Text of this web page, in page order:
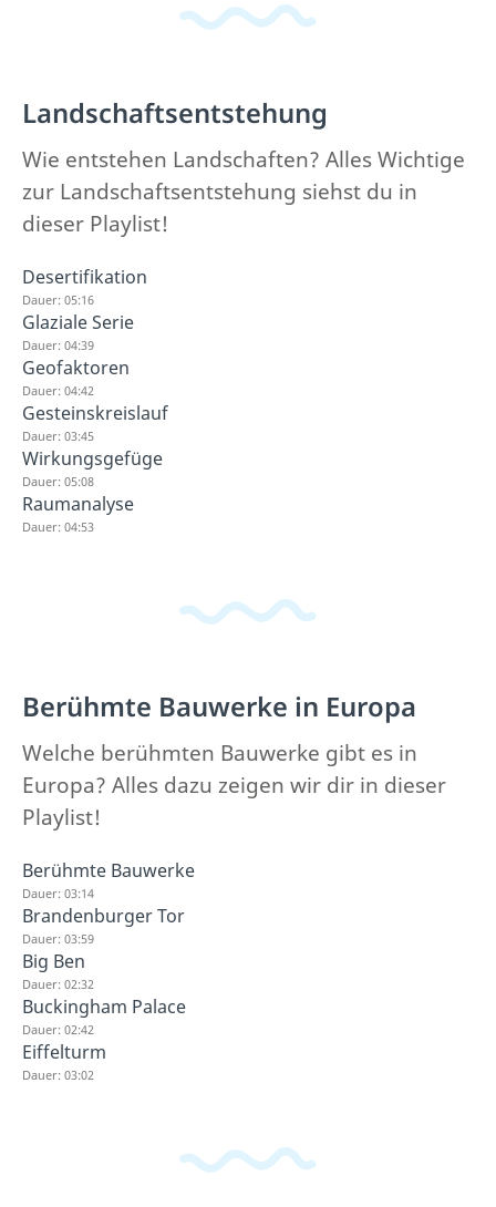
Landschaftsentstehung
Wie entstehen Landschaften? Alles Wichtige
zur Landschaftsentstehung siehst du in
dieser Playlist!
Desertifikation
Dauer: 05:16
Glaziale Serie
Dauer: 04:39
Geofaktoren
Dauer: 04:42
Gesteinskreislauf
Dauer: 03:45
Wirkungsgefüge
Dauer: 05:08
Raumanalyse
Dauer: 04:53
Berühmte Bauwerke in Europa
Welche berühmten Bauwerke gibt es in
Europa? Alles dazu zeigen wir dir in dieser
Playlist!
Berühmte Bauwerke
Dauer: 03:14
Brandenburger Tor
Dauer: 03:59
Big Ben
Dauer: 02:32
Buckingham Palace
Dauer: 02:42
Eiffelturm
Dauer: 03:02